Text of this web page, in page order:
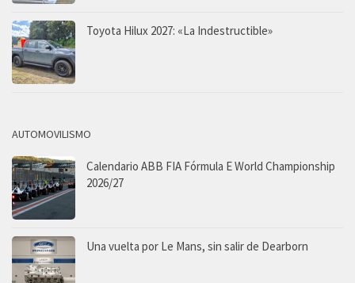
Toyota Hilux 2027: «La Indestructible»
AUTOMOVILISMO
Calendario ABB FIA Fórmula E World Championship
2026/27
Una vuelta por Le Mans, sin salir de Dearborn